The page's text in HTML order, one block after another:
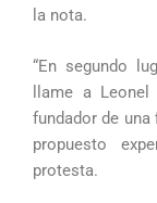
la nota.
“En segundo
llame a
fundador de una
propuesto
protesta.